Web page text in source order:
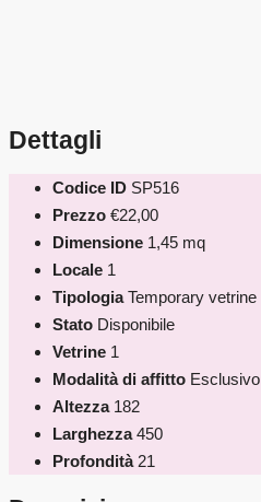
Dettagli
Codice ID SP516
Prezzo €22,00
Dimensione 1,45 mq
Locale 1
Tipologia Temporary vetrine
Stato Disponibile
Vetrine 1
Modalità di affitto Esclusivo
Altezza 182
Larghezza 450
Profondità 21